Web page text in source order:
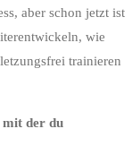
aber schon jetzt ist
wie
trainieren
mit der du